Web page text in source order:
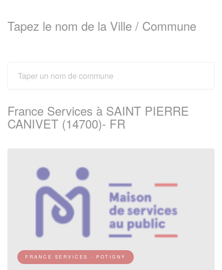
Tapez le nom de la Ville / Commune
France Services à SAINT PIERRE
CANIVET (14700)- FR
FRANCE SERVICES - POTIGNY